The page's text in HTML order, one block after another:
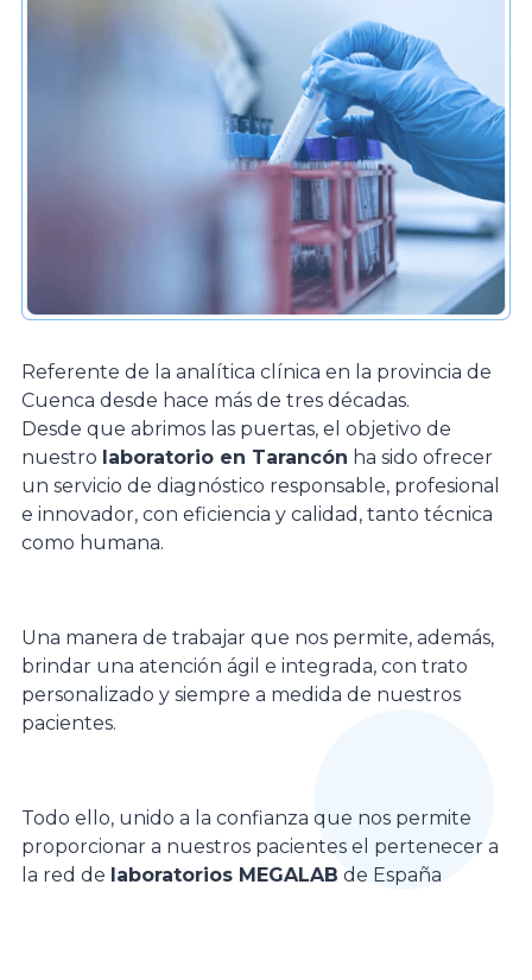
Referente de la analítica clínica en la provincia de
Cuenca desde hace más de tres décadas.
Desde que abrimos las puertas, el objetivo de
nuestro laboratorio en Tarancón ha sido ofrecer
un servicio de diagnóstico responsable, profesional
e innovador, con eficiencia y calidad, tanto técnica
como humana.
Una manera de trabajar que nos permite, además,
brindar una atención ágil e integrada, con trato
personalizado y siempre a medida de nuestros
pacientes.
Todo ello, unido a la confianza que nos permite
proporcionar a nuestros pacientes el pertenecer a
la red de laboratorios MEGALAB de España